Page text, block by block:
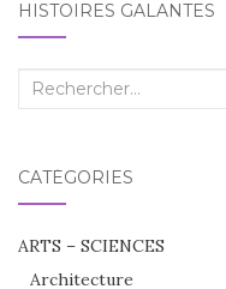
HISTOIRES GALANTES
Recherche
CATÉGORIES
ARTS – SCIENCES
Architecture